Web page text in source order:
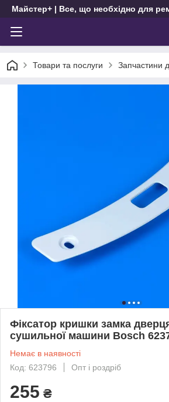
Майстер+ | Все, що необхідно для
Товари та послуги Запчастини
Фіксатор кришки замка
сушильної машини Bosch
Немає в наявності
Код: 623796
Опт і роздріб
255 ₴